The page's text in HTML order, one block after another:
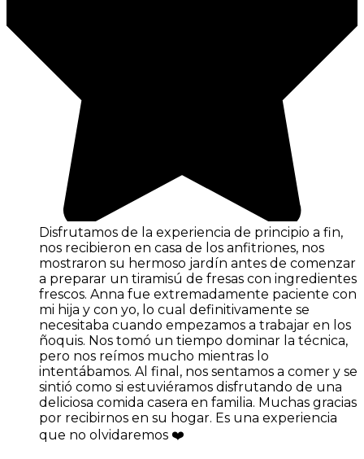
Disfrutamos de la experiencia de principio a fin,
nos recibieron en casa de los anfitriones, nos
mostraron su hermoso jardín antes de comenzar
a preparar un tiramisú de fresas con ingredientes
frescos. Anna fue extremadamente paciente con
mi hija y con yo, lo cual definitivamente se
necesitaba cuando empezamos a trabajar en los
ñoquis. Nos tomó un tiempo dominar la técnica,
pero nos reímos mucho mientras lo
intentábamos. Al final, nos sentamos a comer y se
sintió como si estuviéramos disfrutando de una
deliciosa comida casera en familia. Muchas gracias
por recibirnos en su hogar. Es una experiencia
que no olvidaremos ❤️